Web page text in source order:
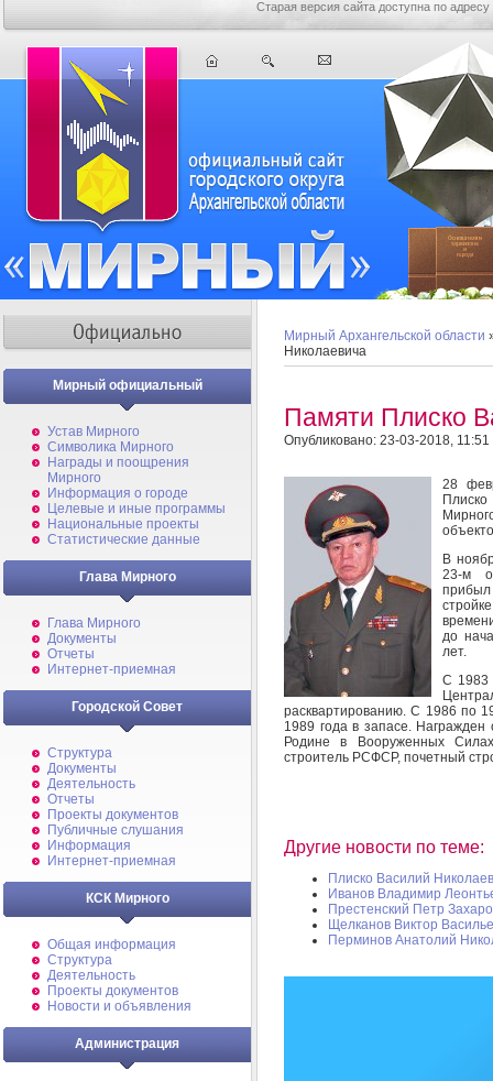
Старая версия сайта доступна по адресу
Мирный официальный
Устав Мирного
Символика Мирного
Награды и поощрения
Мирного
Информация о городе
Целевые и иные программы
Национальные проекты
Статистические данные
Глава Мирного
Глава Мирного
Документы
Отчеты
Интернет-приемная
Городской Совет
Структура
Документы
Деятельность
Отчеты
Проекты документов
Публичные слушания
Информация
Интернет-приемная
КСК Мирного
Общая информация
Структура
Деятельность
Проекты документов
Новости и объявления
Администрация
Мирный Архангельской области
Николаевича
Памяти Плиско
Опубликовано: 23-03-2018, 11:51
28
В
23-м
прибыл
до
лет.
С 1983
расквартированию. С 1986 по
1989 года в запасе. Награжден
Родине в Вооруженных
строитель РСФСР, почетный
Другие новости по теме:
Плиско Василий
Иванов Владимир
Престенский Петр
Щелканов Виктор
Перминов Анатолий